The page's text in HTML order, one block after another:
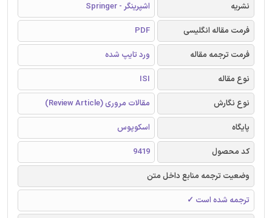
نشریه
اشپرینگر - Springer
فرمت مقاله انگلیسی
PDF
فرمت ترجمه مقاله
ورد تایپ شده
نوع مقاله
ISI
نوع نگارش
مقالات مروری (Review Article)
پایگاه
اسکوپوس
کد محصول
9419
وضعیت ترجمه منابع داخل متن
ترجمه شده است ✓